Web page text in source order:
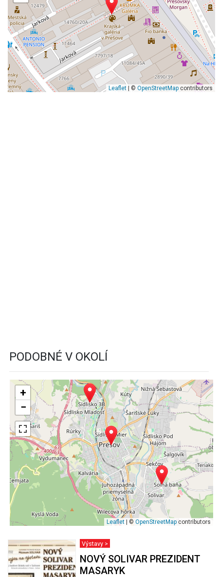
Leaflet| © OpenStreetMapcontributors
PODOBNÉ V OKOLÍ
+
−
Leaflet | © OpenStreetMap contributors
Výstavy >
NOVÝ SOLIVAR PREZIDENT
MASARYK